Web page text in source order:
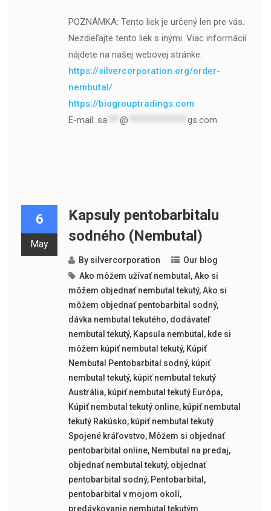
POZNÁMKA: Tento liek je určený len pre vás.
Nezdieľajte tento liek s inými. Viac informácií
nájdete na našej webovej stránke.
https://silvercorporation.org/order-
nembutal/
https://biogrouptradings.com
E-mail: sa @ gs.com
6
May
Kapsuly pentobarbitalu
sodného (Nembutal)
By silvercorporation
Our blog
Ako môžem užívať nembutal ,Ako si
môžem objednať nembutal tekutý,Ako si
môžem objednať pentobarbital sodný,
dávka nembutal tekutého, dodávateľ
nembutal tekutý, Kapsula nembutal , kde si
môžem kúpiť nembutal tekutý, Kúpiť
Nembutal Pentobarbital sodný, kúpiť
nembutal tekutý, kúpiť nembutal tekutý
Austrália, kúpiť nembutal tekutý Európa,
Kúpiť nembutal tekutý online, kúpiť nembutal
tekutý Rakúsko, kúpiť nembutal tekutý
Spojené kráľovstvo, Môžem si objednať
pentobarbital online, Nembutal na predaj,
objednať nembutal tekutý, objednať
pentobarbital sodný, Pentobarbital ,
pentobarbital v mojom okolí,
predávkovanie nembutal tekutým